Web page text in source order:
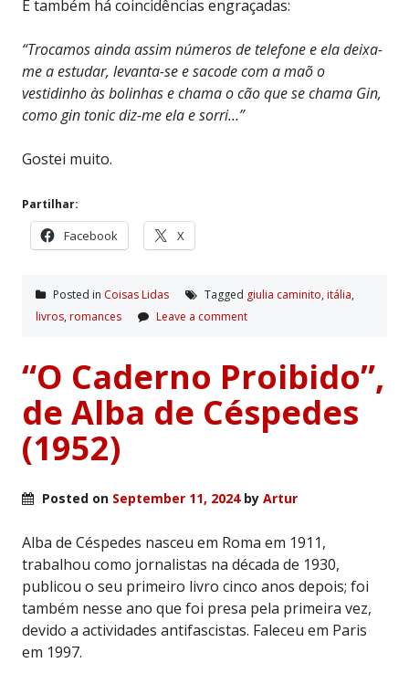
E também há coincidências engraçadas:
“Trocamos ainda assim números de telefone e ela deixa-
me a estudar, levanta-se e sacode com a maõ o
vestidinho às bolinhas e chama o cão que se chama Gin,
como gin tonic diz-me ela e sorri…”
Gostei muito.
Partilhar:
Facebook X
Posted in Coisas Lidas Tagged giulia caminito, itália,
livros, romances Leave a comment
“O Caderno Proibido”,
de Alba de Céspedes
(1952)
Posted on September 11, 2024by Artur
Alba de Céspedes nasceu em Roma em 1911,
trabalhou como jornalistas na década de 1930,
publicou o seu primeiro livro cinco anos depois; foi
também nesse ano que foi presa pela primeira vez,
devido a actividades antifascistas. Faleceu em Paris
em 1997.